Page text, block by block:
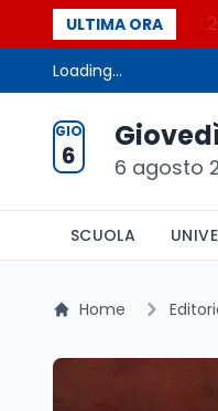
ULTIMA ORA
dicono i dati 2026
Loading...
GIO
6 6 agosto
SCUOLA
Home